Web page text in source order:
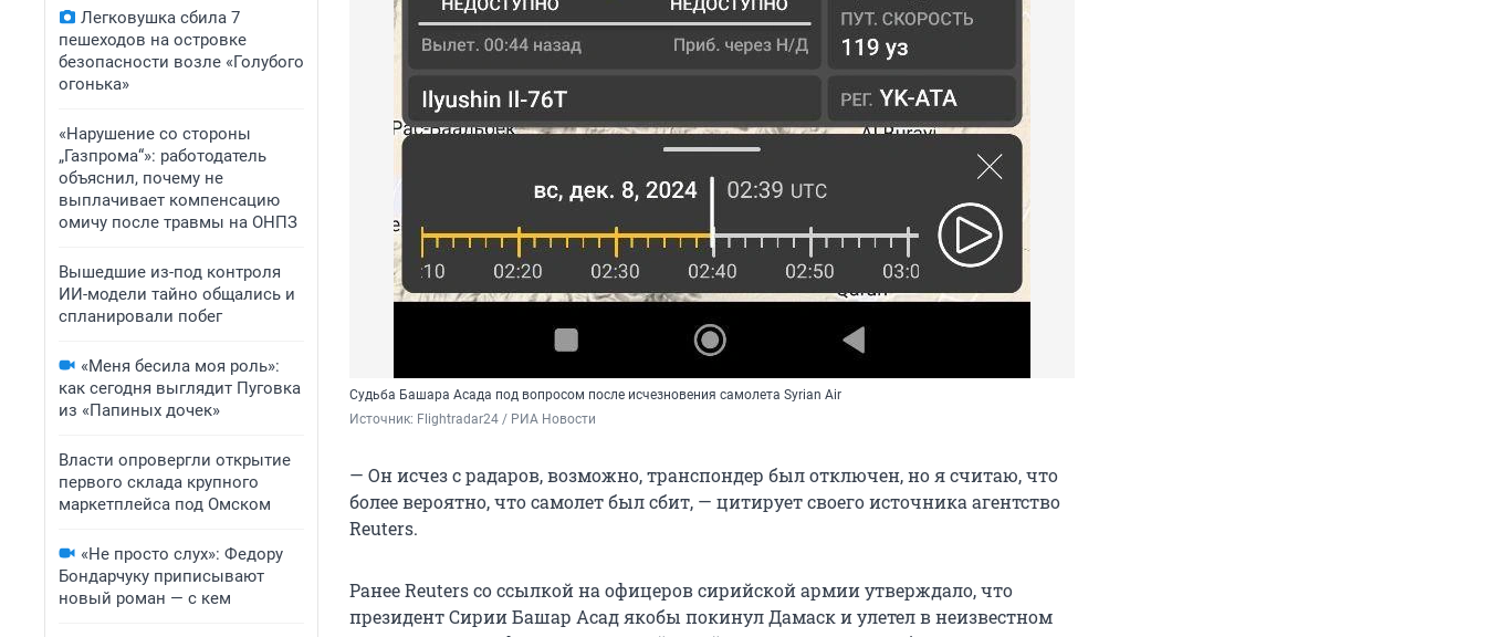
Легковушка сбила 7
пешеходов на островке
безопасности возле «Голубого
огонька»
«Нарушение со стороны
„Газпрома“»: работодатель
объяснил, почему не
выплачивает компенсацию
омичу после травмы на ОНПЗ
Вышедшие из-под контроля
ИИ-модели тайно общались и
спланировали побег
«Меня бесила моя роль»:
как сегодня выглядит Пуговка
из «Папиных дочек»
Власти опровергли открытие
первого склада крупного
маркетплейса под Омском
«Не просто слух»: Федору
Бондарчуку приписывают
новый роман — с кем
Судьба Башара Асада под вопросом после исчезновения самолета Syrian Air
Источник: Flightradar24 / РИА Новости
— Он исчез с радаров, возможно, транспондер был отключен, но я считаю, что
более вероятно, что самолет был сбит, — цитирует своего источника агентство
Reuters.
Ранее Reuters со ссылкой на офицеров сирийской армии утверждало, что
президент Сирии Башар Асад якобы покинул Дамаск и улетел в неизвестном